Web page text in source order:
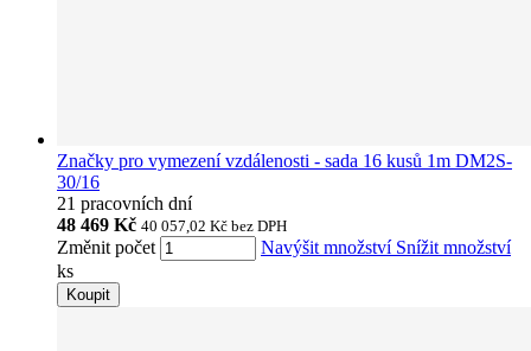
Značky pro vymezení vzdálenosti - sada 16 kusů 1m DM2S-
30/16
21 pracovních dní
48 469 Kč 40 057,02 Kč bez DPH
Změnit počet Navýšit množství Snížit množství
ks
Koupit